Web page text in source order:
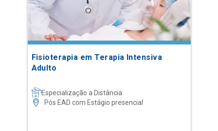
Fisioterapia em Terapia Intensiva
Adulto
Especialização a Distância
Pós EAD com Estágio presencial